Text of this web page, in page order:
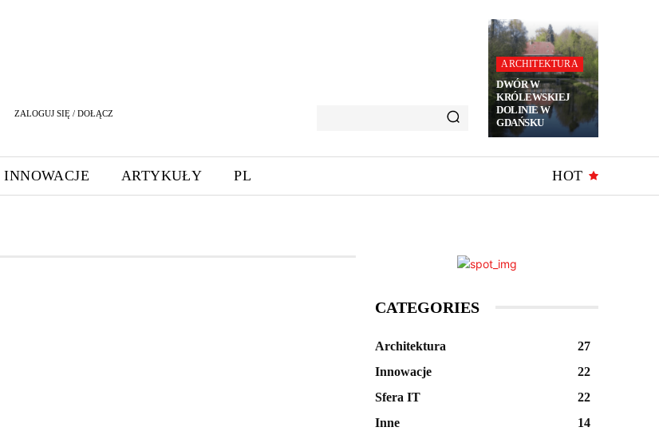
ZALOGUJ SIĘ / DOŁĄCZ
ARCHITEKTURA
DWÓR W
KRÓLEWSKIEJ
DOLINIE W
GDAŃSKU
INNOWACJE ARTYKUŁY PL HOT
CATEGORIES
Architektura
27
Innowacje
22
Sfera IT
22
Inne
14